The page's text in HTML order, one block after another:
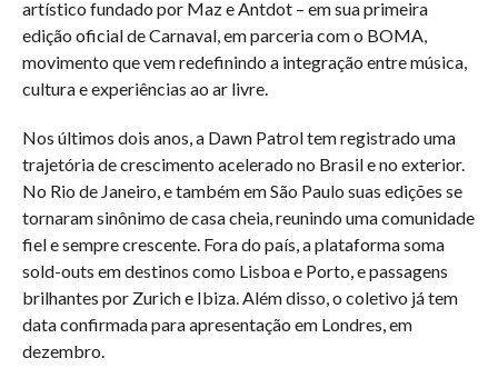
artístico fundado por Maz e Antdot – em sua primeira
edição oficial de Carnaval, em parceria com o BOMA,
movimento que vem redefinindo a integração entre música,
cultura e experiências ao ar livre.
Nos últimos dois anos, a Dawn Patrol tem registrado uma
trajetória de crescimento acelerado no Brasil e no exterior.
No Rio de Janeiro, e também em São Paulo suas edições se
tornaram sinônimo de casa cheia, reunindo uma comunidade
fiel e sempre crescente. Fora do país, a plataforma soma
sold-outs em destinos como Lisboa e Porto, e passagens
brilhantes por Zurich e Ibiza. Além disso, o coletivo já tem
data confirmada para apresentação em Londres, em
dezembro.